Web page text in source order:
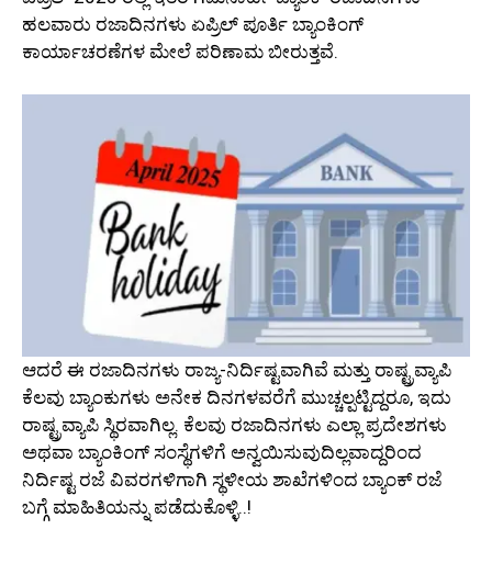
ಹಲವಾರು ರಜಾದಿನಗಳು ಏಪ್ರಿಲ್ ಪೂರ್ತಿ ಬ್ಯಾಂಕಿಂಗ್
ಕಾರ್ಯಾಚರಣೆಗಳ ಮೇಲೆ ಪರಿಣಾಮ ಬೀರುತ್ತವೆ.
ಆದರೆ ಈ ರಜಾದಿನಗಳು ರಾಜ್ಯ-ನಿರ್ದಿಷ್ಟವಾಗಿವೆ ಮತ್ತು ರಾಷ್ಟ್ರವ್ಯಾಪಿ
ಕೆಲವು ಬ್ಯಾಂಕುಗಳು ಅನೇಕ ದಿನಗಳವರೆಗೆ ಮುಚ್ಚಲ್ಪಟ್ಟಿದ್ದರೂ, ಇದು
ರಾಷ್ಟ್ರವ್ಯಾಪಿ ಸ್ಥಿರವಾಗಿಲ್ಲ. ಕೆಲವು ರಜಾದಿನಗಳು ಎಲ್ಲಾ ಪ್ರದೇಶಗಳು
ಅಥವಾ ಬ್ಯಾಂಕಿಂಗ್ ಸಂಸ್ಥೆಗಳಿಗೆ ಅನ್ವಯಿಸುವುದಿಲ್ಲವಾದ್ದರಿಂದ
ನಿರ್ದಿಷ್ಟ ರಜೆ ವಿವರಗಳಿಗಾಗಿ ಸ್ಥಳೀಯ ಶಾಖೆಗಳಿಂದ ಬ್ಯಾಂಕ್‌ ರಜೆ
ಬಗ್ಗೆ ಮಾಹಿತಿಯನ್ನು ಪಡೆದುಕೊಳ್ಳಿ..!